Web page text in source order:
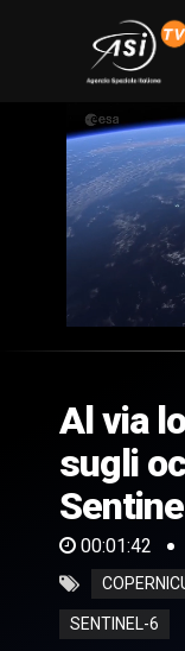
of
42
seconds
Al via
sugli
00:01:42
SENTINEL-6